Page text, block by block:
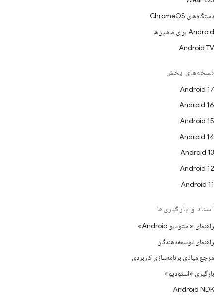
دستگاه‌های ChromeOS
Android برای ماشین‌ها
Android TV
نسخه‌های پخش
Android 17
Android 16
Android 15
Android 14
Android 13
Android 12
Android 11
اسناد و بارگیری‌ها
راهنمای «استودیو Android»
راهنمای توسعه‌دهندگان
مرجع میانای برنامه‌سازی کاربردی
بارگیری «استودیو»
Android NDK